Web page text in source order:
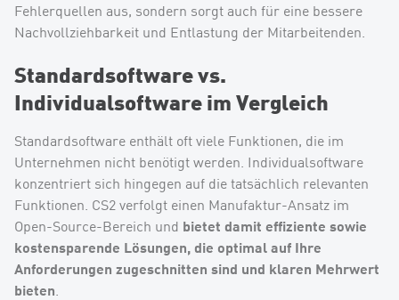
Fehlerquellen aus, sondern sorgt auch für eine bessere
Nachvollziehbarkeit und Entlastung der Mitarbeitenden.
Standardsoftware vs.
Individualsoftware im Vergleich
Standardsoftware enthält oft viele Funktionen, die im
Unternehmen nicht benötigt werden. Individualsoftware
konzentriert sich hingegen auf die tatsächlich relevanten
Funktionen. CS2 verfolgt einen Manufaktur-Ansatz im
Open-Source-Bereich und bietet damit effiziente sowie
kostensparende Lösungen, die optimal auf Ihre
Anforderungen zugeschnitten sind und klaren Mehrwert
bieten